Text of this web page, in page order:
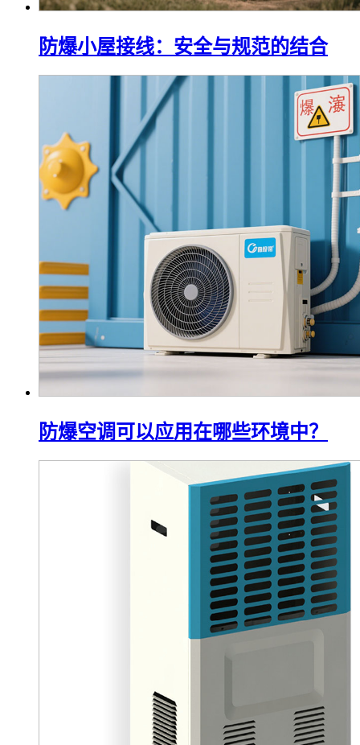
防爆小屋接线：安全与规范的结合
防爆空调可以应用在哪些环境中？